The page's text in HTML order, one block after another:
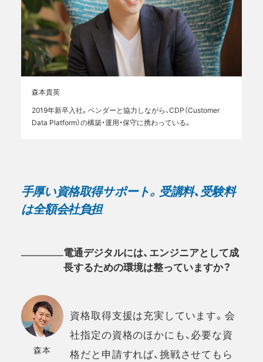
森本貴英
2019年新卒入社。ベンダーと協力しながら、CDP（Customer
Data Platform）の構築・運用・保守に携わっている。
手厚い資格取得サポート。受講料、受験料
は全額会社負担
電通デジタルには、エンジニアとして成
長するための環境は整っていますか？
森本
資格取得支援は充実しています。会
社指定の資格のほかにも、必要な資
格だと申請すれば、挑戦させてもら